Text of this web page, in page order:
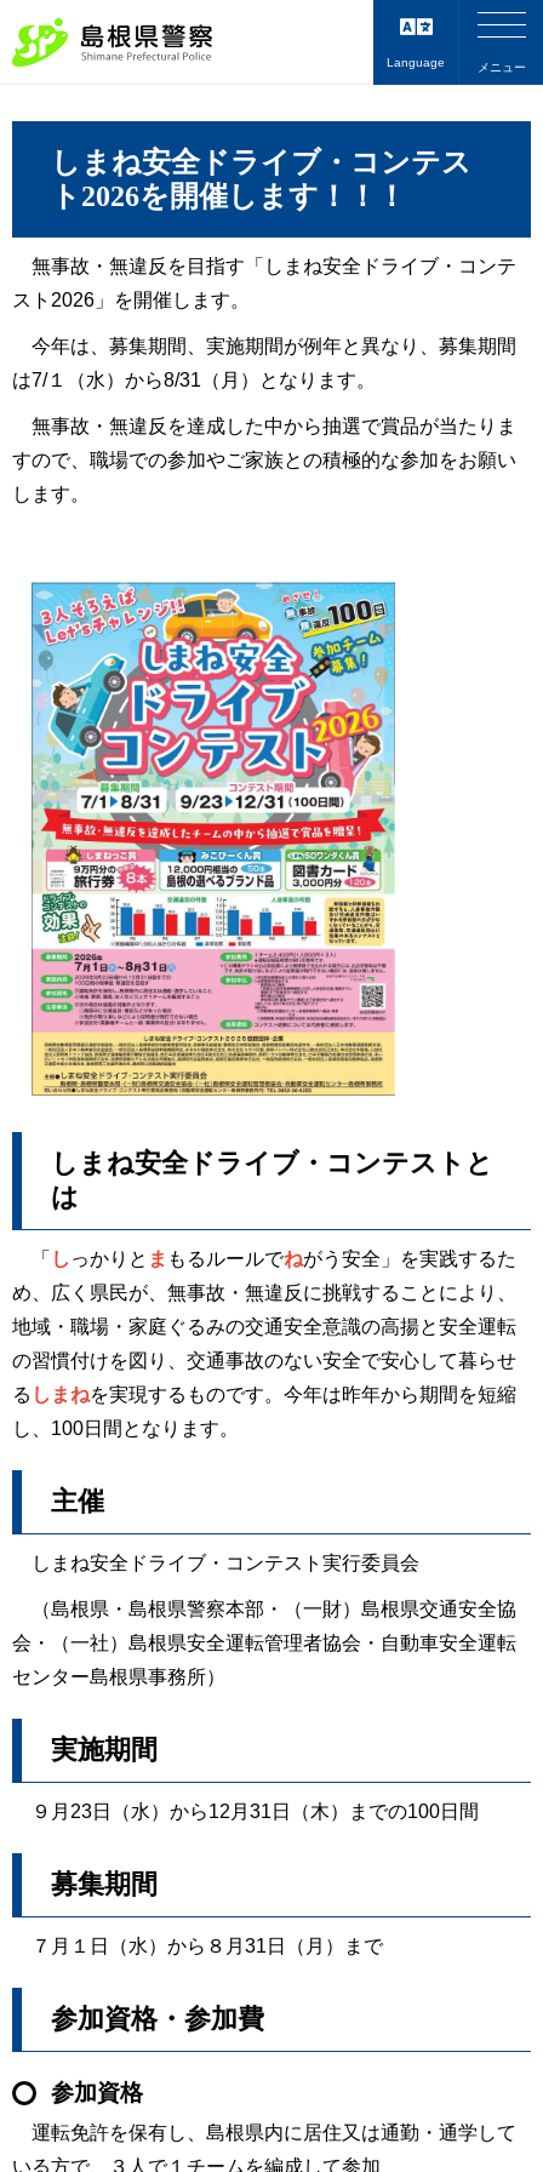
Language メニュー
しまね安全ドライブ・コンテス
ト2026を開催します ！！！
無事故・無違反を目指す「しまね安全ドライブ・コンテ
スト2026」を開催します。
今年は、募集期間、実施期間が例年と異なり、募集期間
は7/１（水）から8/31（月）となります。
無事故・無違反を達成した中から抽選で賞品が当たりま
すので、職場での参加やご家族との積極的な参加をお願い
します。
しまね安全ドライブ・コンテストと
は
「 し っかりと ま もるルールでねがう安全」を実践するた
め、広く県民が、無事故・無違反に挑戦することにより、
地域・職場・家庭ぐるみの交通安全意識の高揚と安全運転
の習慣付けを図り、交通事故のない安全で安心して暮らせ
る しまねを実現するものです。今年は昨年から期間を短縮
し、100日間となります。
主催
しまね安全ドライブ・コンテスト実行委員会
（島根県・島根県警察本部・（一財）島根県交通安全協
会・（一社）島根県安全運転管理者協会・自動車安全運転
センター島根県事務所）
実施期間
９月23日（水）から12月31日（木）までの100日間
募集期間
７月１日（水）から８月31日（月）まで
参加資格・参加費
参加資格
運転免許を保有し、島根県内に居住又は通勤・通学して
いる方で、３人で１チームを編成して参加